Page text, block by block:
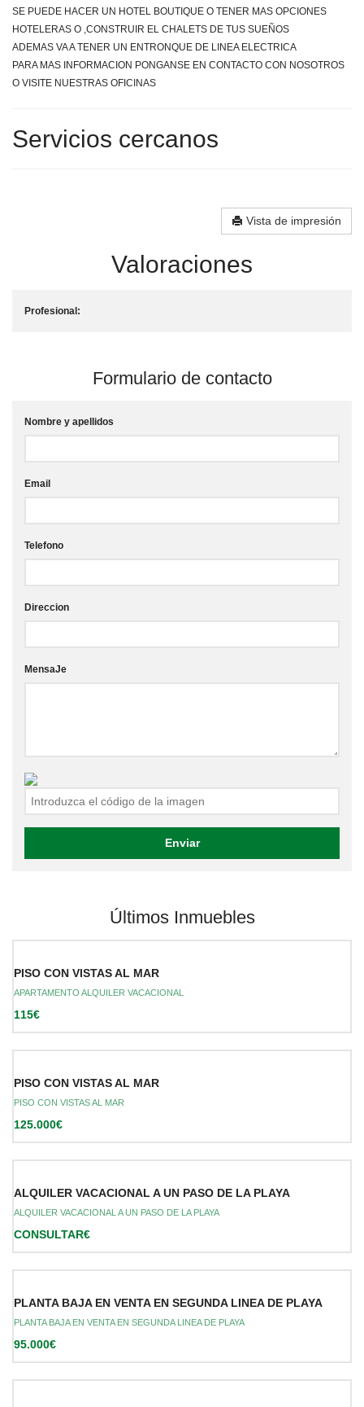
SE PUEDE HACER UN HOTEL BOUTIQUE O TENER MAS OPCIONES
HOTELERAS O ,CONSTRUIR EL CHALETS DE TUS SUEÑOS
ADEMAS VA A TENER UN ENTRONQUE DE LINEA ELECTRICA
PARA MAS INFORMACION PONGANSE EN CONTACTO CON NOSOTROS
O VISITE NUESTRAS OFICINAS
Servicios cercanos
Vista de impresión
Valoraciones
Profesional:
Formulario de contacto
Nombre y apellidos
Email
Telefono
Direccion
MensaJe
Últimos Inmuebles
PISO CON VISTAS AL MAR
APARTAMENTO ALQUILER VACACIONAL
115€
PISO CON VISTAS AL MAR
PISO CON VISTAS AL MAR
125.000€
ALQUILER VACACIONAL A UN PASO DE LA PLAYA
ALQUILER VACACIONAL A UN PASO DE LA PLAYA
CONSULTAR€
PLANTA BAJA EN VENTA EN SEGUNDA LINEA DE PLAYA
PLANTA BAJA EN VENTA EN SEGUNDA LINEA DE PLAYA
95.000€